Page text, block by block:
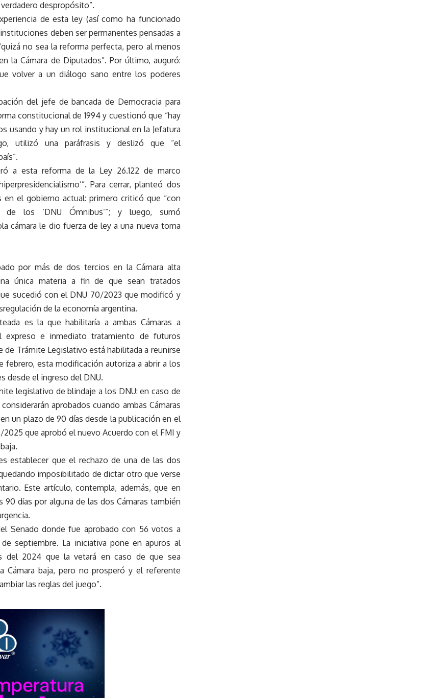
despropósito”.
de esta ley (así como ha funcionado
deben ser permanentes pensadas a
no sea la reforma perfecta, pero al menos
la Cámara de Diputados”. Por último, auguró:
volver a un diálogo sano entre los poderes
del jefe de bancada de Democracia para
constitucional de 1994 y cuestionó que “hay
usando y hay un rol institucional en la Jefatura
utilizó una paráfrasis y deslizó que “el
a esta reforma de la Ley 26.122 de marco
Para cerrar, planteó dos
el gobierno actual: primero criticó que “con
de los ‘DNU Ómnibus’”; y luego, sumó
cámara le dio fuerza de ley a una nueva toma
por más de dos tercios en la Cámara alta
única materia a fin de que sean tratados
sucedió con el DNU 70/2023 que modificó y
de la economía argentina.
es la que habilitaría a ambas Cámaras a
expreso e inmediato tratamiento de futuros
Trámite Legislativo está habilitada a reunirse
febrero, esta modificación autoriza a abrir a los
desde el ingreso del DNU.
legislativo de blindaje a los DNU: en caso de
aprobados cuando ambas Cámaras
un plazo de 90 días desde la publicación en el
que aprobó el nuevo Acuerdo con el FMI y
establecer que el rechazo de una de las dos
imposibilitado de dictar otro que verse
Este artículo, contempla, además, que en
días por alguna de las dos Cámaras también
Senado donde fue aprobado con 56 votos a
septiembre. La iniciativa pone en apuros al
del 2024 que la vetará en caso de que sea
Cámara baja, pero no prosperó y el referente
las reglas del juego”.